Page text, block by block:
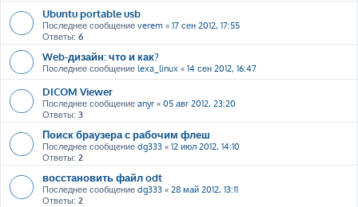
Ubuntu portable usb
Последнее сообщение verem « 17 сен 2012, 17:55
Ответы: 6
Web-дизайн: что и как?
Последнее сообщение lexa_linux « 14 сен 2012, 16:47
DICOM Viewer
Последнее сообщение anyr « 05 авг 2012, 23:20
Ответы: 3
Поиск браузера с рабочим флеш
Последнее сообщение dg333 « 12 июл 2012, 14:10
Ответы: 2
восстановить файл odt
Последнее сообщение dg333 « 28 май 2012, 13:11
Ответы: 2